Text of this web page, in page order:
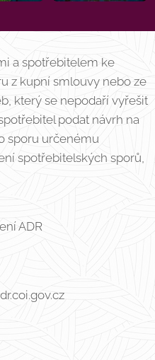
a spotřebitelem ke
z kupní smlouvy nebo ze
který se nepodaří vyřešit
podat návrh na
sporu určenému
spotřebitelských sporů,
ADR